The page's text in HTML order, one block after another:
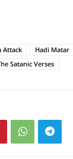
Attack Hadi Matar
Satanic Verses